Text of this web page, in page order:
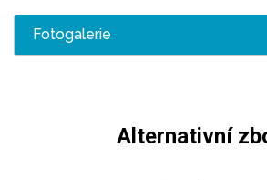
Fotogalerie
Alternativní